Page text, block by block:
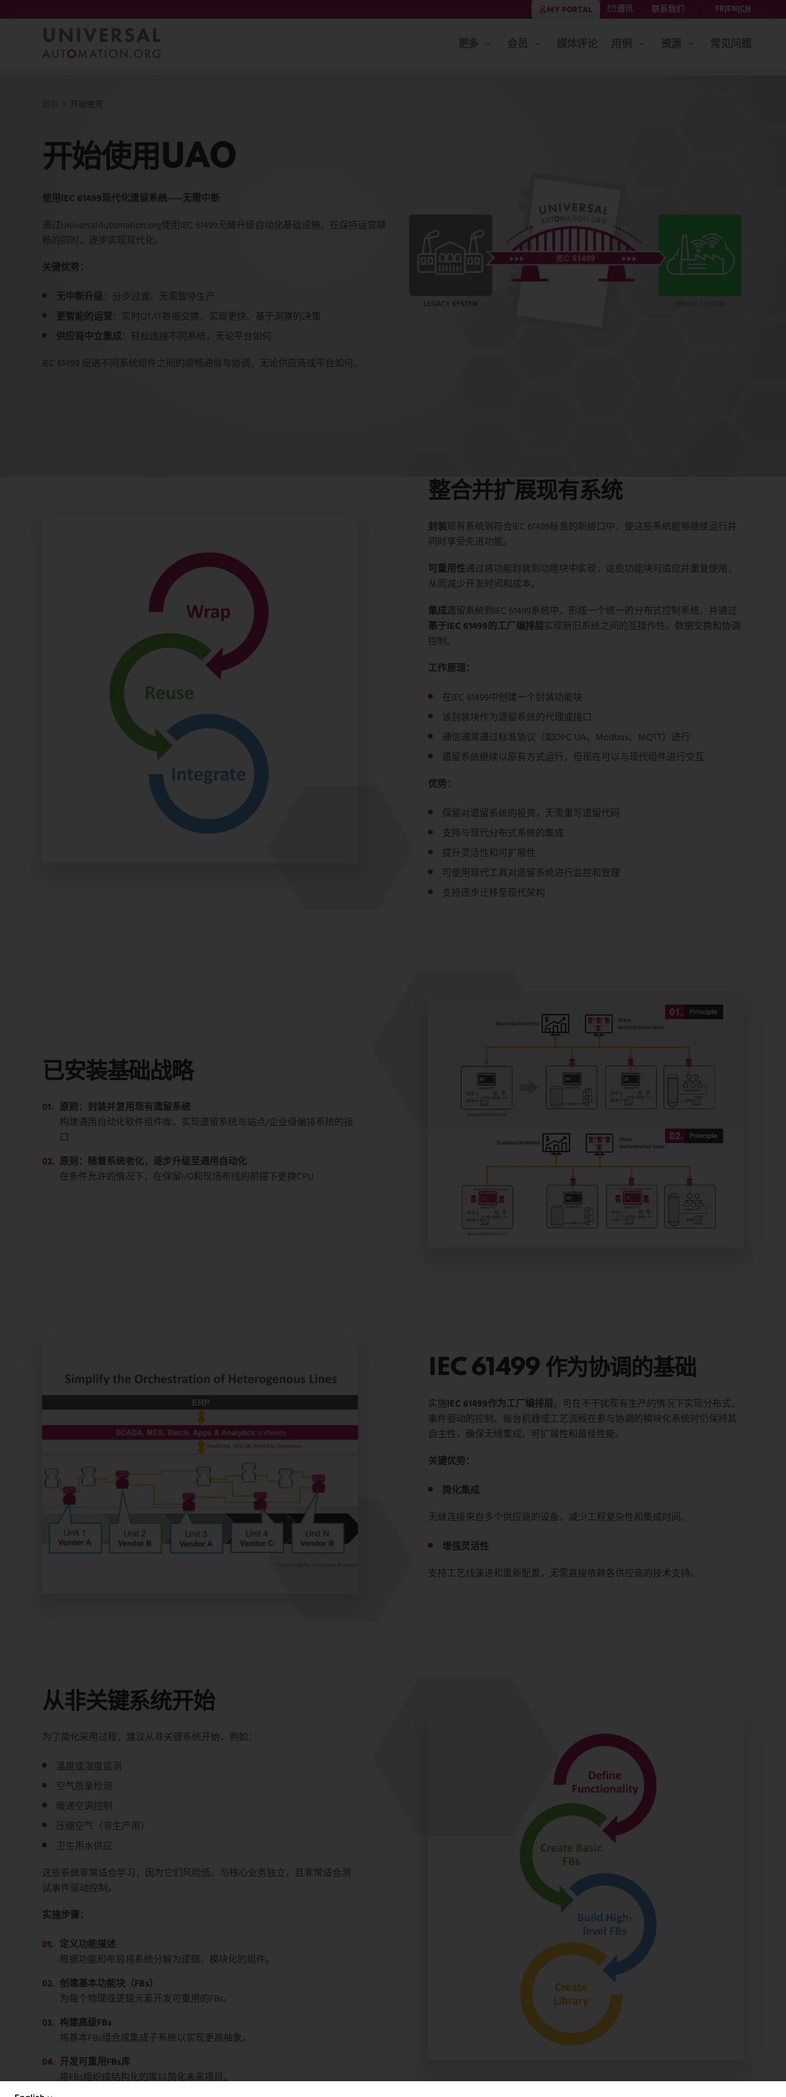
MY PORTAL 通讯 联系我们 FR EN CN
更多 会员 媒体评论 用例 资源 常见问题
开始使用
开始使用UAO
使用IEC 61499现代化遗留系统——无需中断
通过UniversalAutomation.org使用IEC 61499无缝升级自动化基础设施。在保持运营顺
畅的同时，逐步实现现代化。
关键优势：
无中断升级：分步过渡，无需暂停生产
更智能的运营：实时OT/IT数据交换，实现更快、基于洞察的决策
供应商中立集成：轻松连接不同系统，无论平台如何
IEC 61499 促进不同系统组件之间的顺畅通信与协调，无论供应商或平台如何。
整合并扩展现有系统
封装现有系统到符合IEC 61499标准的新接口中，使这些系统能够继续运行并
同时享受先进功能。
可重用性通过将功能封装到功能块中实现，这些功能块可适应并重复使用，
从而减少开发时间和成本。
集成遗留系统到IEC 61499系统中，形成一个统一的分布式控制系统，并通过
基于IEC 61499的工厂编排层实现新旧系统之间的互操作性、数据交换和协调
控制。
工作原理：
在IEC 61499中创建一个封装功能块
该封装块作为遗留系统的代理或接口
通信通常通过标准协议（如OPC UA、Modbus、MQTT）进行
遗留系统继续以原有方式运行，但现在可以与现代组件进行交互
优势：
保留对遗留系统的投资，无需重写遗留代码
支持与现代分布式系统的集成
提升灵活性和可扩展性
可使用现代工具对遗留系统进行监控和管理
支持逐步迁移至现代架构
已安装基础战略
原则：封装并复用现有遗留系统
构建通用自动化软件组件库，实现遗留系统与站点/企业级编排系统的接
口
原则：随着系统老化，逐步升级至通用自动化
在条件允许的情况下，在保留I/O和现场布线的前提下更换CPU
IEC 61499 作为协调的基础
实施IEC 61499作为工厂编排层，可在不干扰现有生产的情况下实现分布式、
事件驱动的控制。每台机器或工艺流程在参与协调的模块化系统时仍保持其
自主性，确保无缝集成、可扩展性和最佳性能。
关键优势：
简化集成
无缝连接来自多个供应商的设备，减少工程复杂性和集成时间。
增强灵活性
支持工艺线演进和重新配置，无需直接依赖各供应商的技术支持。
从非关键系统开始
为了简化采用过程，建议从非关键系统开始，例如：
温度或湿度监测
空气质量检测
暖通空调控制
压缩空气（非生产用）
卫生用水供应
这些系统非常适合学习，因为它们风险低、与核心业务独立，且非常适合测
试事件驱动控制。
实施步骤：
定义功能描述
根据功能和布局将系统分解为逻辑、模块化的组件。
创建基本功能块（FBs）
为每个物理或逻辑元素开发可重用的FBs。
构建高级FBs
将基本FBs组合成集成子系统以实现更高抽象。
开发可重用FBs库
将FBs组织成结构化的库以简化未来项目。